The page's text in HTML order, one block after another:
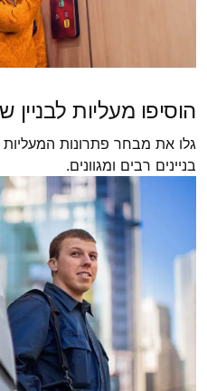
הוסיפו מעליות לבניין
גלו את מבחר פתרונות
בניינים רבים ומגוונים.